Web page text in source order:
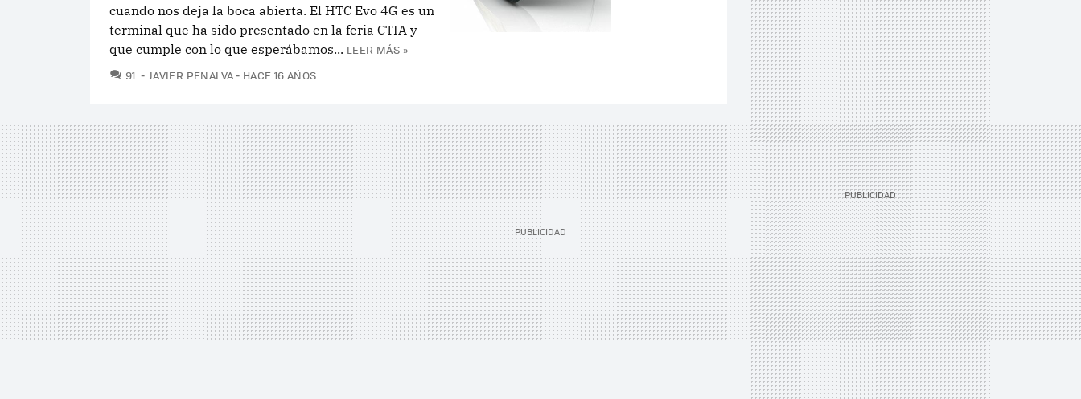
cuando nos deja la boca abierta. El HTC Evo 4G es un
terminal que ha sido presentado en la feria CTIA y
que cumple con lo que esperábamos... LEER MÁS »
91 COMENTARIOS
JAVIER PENALVA HACE 16 AÑOS